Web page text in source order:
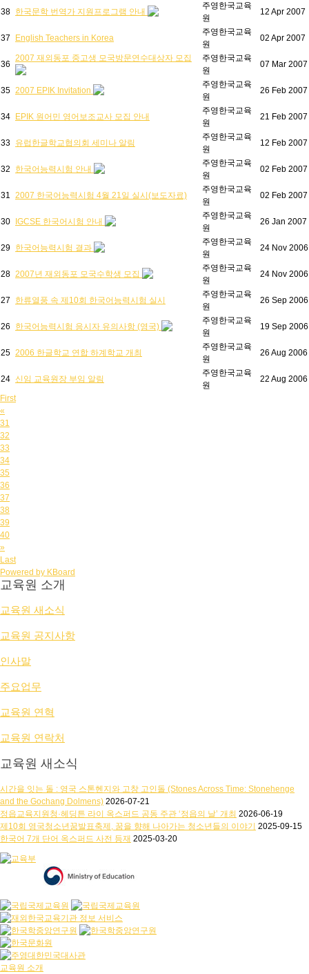
38 한국문학 번역가 지원프로그램 안내
주영한국교육
원
12 Apr 2007
37 English Teachers in Korea
주영한국교육
원
02 Apr 2007
36
2007 재외동포 중고생 모국방문연수대상자 모집
주영한국교육
원
07 Mar 2007
35 2007 EPIK Invitation
주영한국교육
원
26 Feb 2007
34 EPIK 원어민 영어보조교사 모집 안내
주영한국교육
원
21 Feb 2007
33 유럽한글학교협의회 세미나 알림
주영한국교육
원
12 Feb 2007
32 한국어능력시험 안내
주영한국교육
원
02 Feb 2007
31 2007 한국어능력시험 4월 21일 실시(보도자료)
주영한국교육
원
02 Feb 2007
30 IGCSE 한국어시험 안내
주영한국교육
원
26 Jan 2007
29 한국어능력시험 결과
주영한국교육
원
24 Nov 2006
28 2007년 재외동포 모국수학생 모집
주영한국교육
원
24 Nov 2006
27 한류열풍 속 제10회 한국어능력시험 실시
주영한국교육
원
26 Sep 2006
26 한국어능력시험 응시자 유의사항 (영국)
주영한국교육
원
19 Sep 2006
25 2006 한글학교 연합 하계학교 개최
주영한국교육
원
26 Aug 2006
24 신임 교육원장 부임 알림
주영한국교육
원
22 Aug 2006
First
«
31
32
33
34
35
36
37
38
39
40
»
Last
Powered by KBoard
교육원 소개
교육원 새소식
교육원 공지사항
인사말
주요업무
교육원 연혁
교육원 연락처
교육원 새소식
시간을 잇는 돌 : 영국 스톤헨지와 고창 고인돌 (Stones Across Time: Stonehenge
and the Gochang Dolmens) 2026-07-21
정읍교육지원청·헤딩튼 라이 옥스퍼드 공동 주관 ‘정읍의 날’ 개최 2026-06-19
제10회 영국청소년꿈발표축제, 꿈을 향해 나아가는 청소년들의 이야기 2025-09-15
한국어 7개 단어 옥스퍼드 사전 등재 2025-03-20
교육원 소개